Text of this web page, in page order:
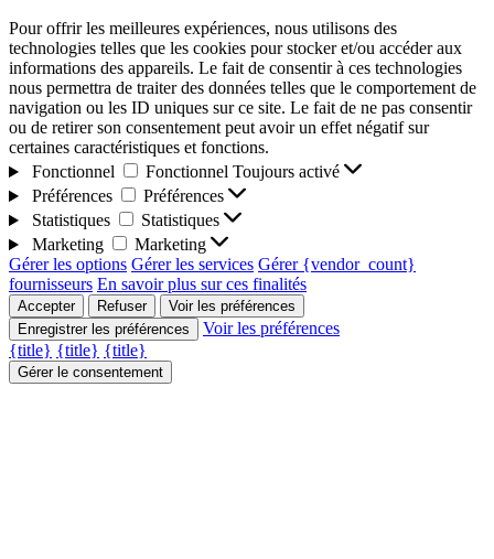
Pour offrir les meilleures expériences, nous utilisons des
technologies telles que les cookies pour stocker et/ou accéder aux
informations des appareils. Le fait de consentir à ces technologies
nous permettra de traiter des données telles que le comportement de
navigation ou les ID uniques sur ce site. Le fait de ne pas consentir
ou de retirer son consentement peut avoir un effet négatif sur
certaines caractéristiques et fonctions.
Fonctionnel
Fonctionnel Toujours activé
Préférences
Préférences
Statistiques
Statistiques
Marketing
Marketing
Gérer les options Gérer les services Gérer {vendor_count}
fournisseurs En savoir plus sur ces finalités
Accepter Refuser
Voir les préférences
Enregistrer les préférences
Voir les préférences
{title} {title} {title}
Gérer le consentement